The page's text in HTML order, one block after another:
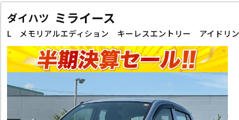
ダイハツ ミライース